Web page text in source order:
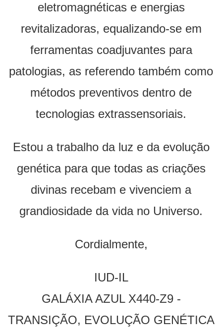
eletromagnéticas e energias
revitalizadoras, equalizando-se em
ferramentas coadjuvantes para
patologias, as referendo também como
métodos preventivos dentro de
tecnologias extrassensoriais.
Estou a trabalho da luz e da evolução
genética para que todas as criações
divinas recebam e vivenciem a
grandiosidade da vida no Universo.
Cordialmente,
IUD-IL
GALÁXIA AZUL X440-Z9 -
TRANSIÇÃO, EVOLUÇÃO GENÉTICA